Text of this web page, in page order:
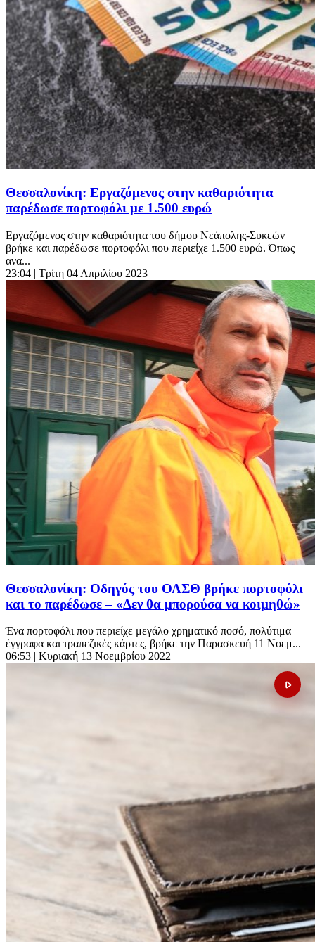
Θεσσαλονίκη: Εργαζόμενος στην καθαριότητα
παρέδωσε πορτοφόλι με 1.500 ευρώ
Εργαζόμενος στην καθαριότητα του δήμου Νεάπολης-Συκεών
βρήκε και παρέδωσε πορτοφόλι που περιείχε 1.500 ευρώ. Όπως
ανα...
23:04 | Τρίτη 04 Απριλίου 2023
Θεσσαλονίκη: Οδηγός του ΟΑΣΘ βρήκε πορτοφόλι
και το παρέδωσε – «Δεν θα μπορούσα να κοιμηθώ»
Ένα πορτοφόλι που περιείχε μεγάλο χρηματικό ποσό, πολύτιμα
έγγραφα και τραπεζικές κάρτες, βρήκε την Παρασκευή 11 Νοεμ...
06:53 | Κυριακή 13 Νοεμβρίου 2022